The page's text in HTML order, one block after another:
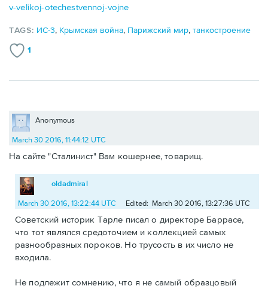
v-velikoj-otechestvennoj-vojne
TAGS: ИС-3, Крымская война, Парижский мир,танкостроение
1
Anonymous
March 30 2016, 11:44:12 UTC
На сайте "Сталинист" Вам кошернее, товарищ.
oldadmiral
March 30 2016, 13:22:44 UTC Edited: March 30 2016, 13:27:36 UTC
Советский историк Тарле писал о директоре Баррасе,
что тот являлся средоточием и коллекцией самых
разнообразных пороков. Но трусость в их число не
входила.
Не подлежит сомнению, что я не самый образцовый